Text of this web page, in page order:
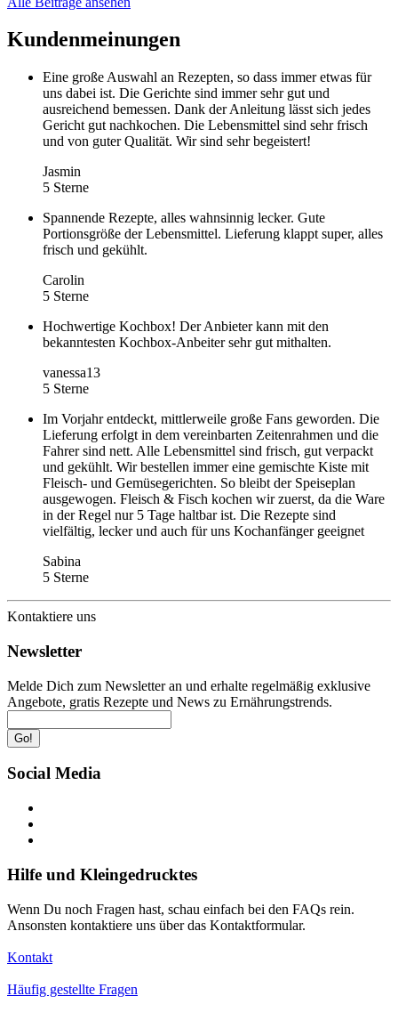
Kundenmeinungen
Eine große Auswahl an Rezepten, so dass immer etwas für
uns dabei ist. Die Gerichte sind immer sehr gut und
ausreichend bemessen. Dank der Anleitung lässt sich jedes
Gericht gut nachkochen. Die Lebensmittel sind sehr frisch
und von guter Qualität. Wir sind sehr begeistert!
Jasmin
5 Sterne
Spannende Rezepte, alles wahnsinnig lecker. Gute
Portionsgröße der Lebensmittel. Lieferung klappt super, alles
frisch und gekühlt.
Carolin
5 Sterne
Hochwertige Kochbox! Der Anbieter kann mit den
bekanntesten Kochbox-Anbeiter sehr gut mithalten.
vanessa13
5 Sterne
Im Vorjahr entdeckt, mittlerweile große Fans geworden. Die
Lieferung erfolgt in dem vereinbarten Zeitenrahmen und die
Fahrer sind nett. Alle Lebensmittel sind frisch, gut verpackt
und gekühlt. Wir bestellen immer eine gemischte Kiste mit
Fleisch- und Gemüsegerichten. So bleibt der Speiseplan
ausgewogen. Fleisch & Fisch kochen wir zuerst, da die Ware
in der Regel nur 5 Tage haltbar ist. Die Rezepte sind
vielfältig, lecker und auch für uns Kochanfänger geeignet
Sabina
5 Sterne
Kontaktiere uns
Newsletter
Melde Dich zum Newsletter an und erhalte regelmäßig exklusive
Angebote, gratis Rezepte und News zu Ernährungstrends.
Go!
Social Media
Hilfe und Kleingedrucktes
Wenn Du noch Fragen hast, schau einfach bei den FAQs rein.
Ansonsten kontaktiere uns über das Kontaktformular.
Kontakt
Häufig gestellte Fragen